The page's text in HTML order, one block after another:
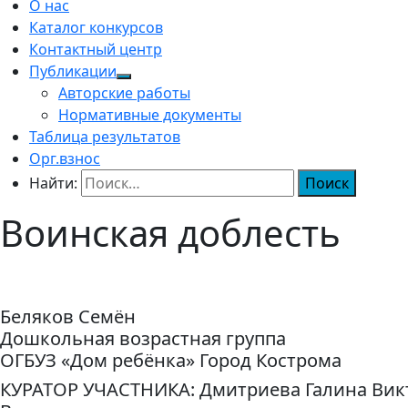
О нас
Каталог конкурсов
Контактный центр
Публикации
Авторские работы
Нормативные документы
Таблица результатов
Орг.взнос
Найти:
Воинская доблесть
Беляков Семён
Дошкольная возрастная группа
ОГБУЗ «Дом ребёнка» Город Кострома
КУРАТОР УЧАСТНИКА: Дмитриева Галина